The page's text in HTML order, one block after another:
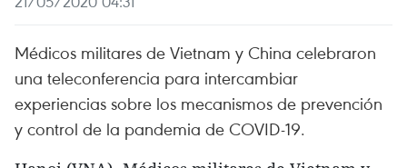
Médicos militares de Vietnam y China celebraron
una teleconferencia para intercambiar
experiencias sobre los mecanismos de prevención
y control de la pandemia de COVID-19.